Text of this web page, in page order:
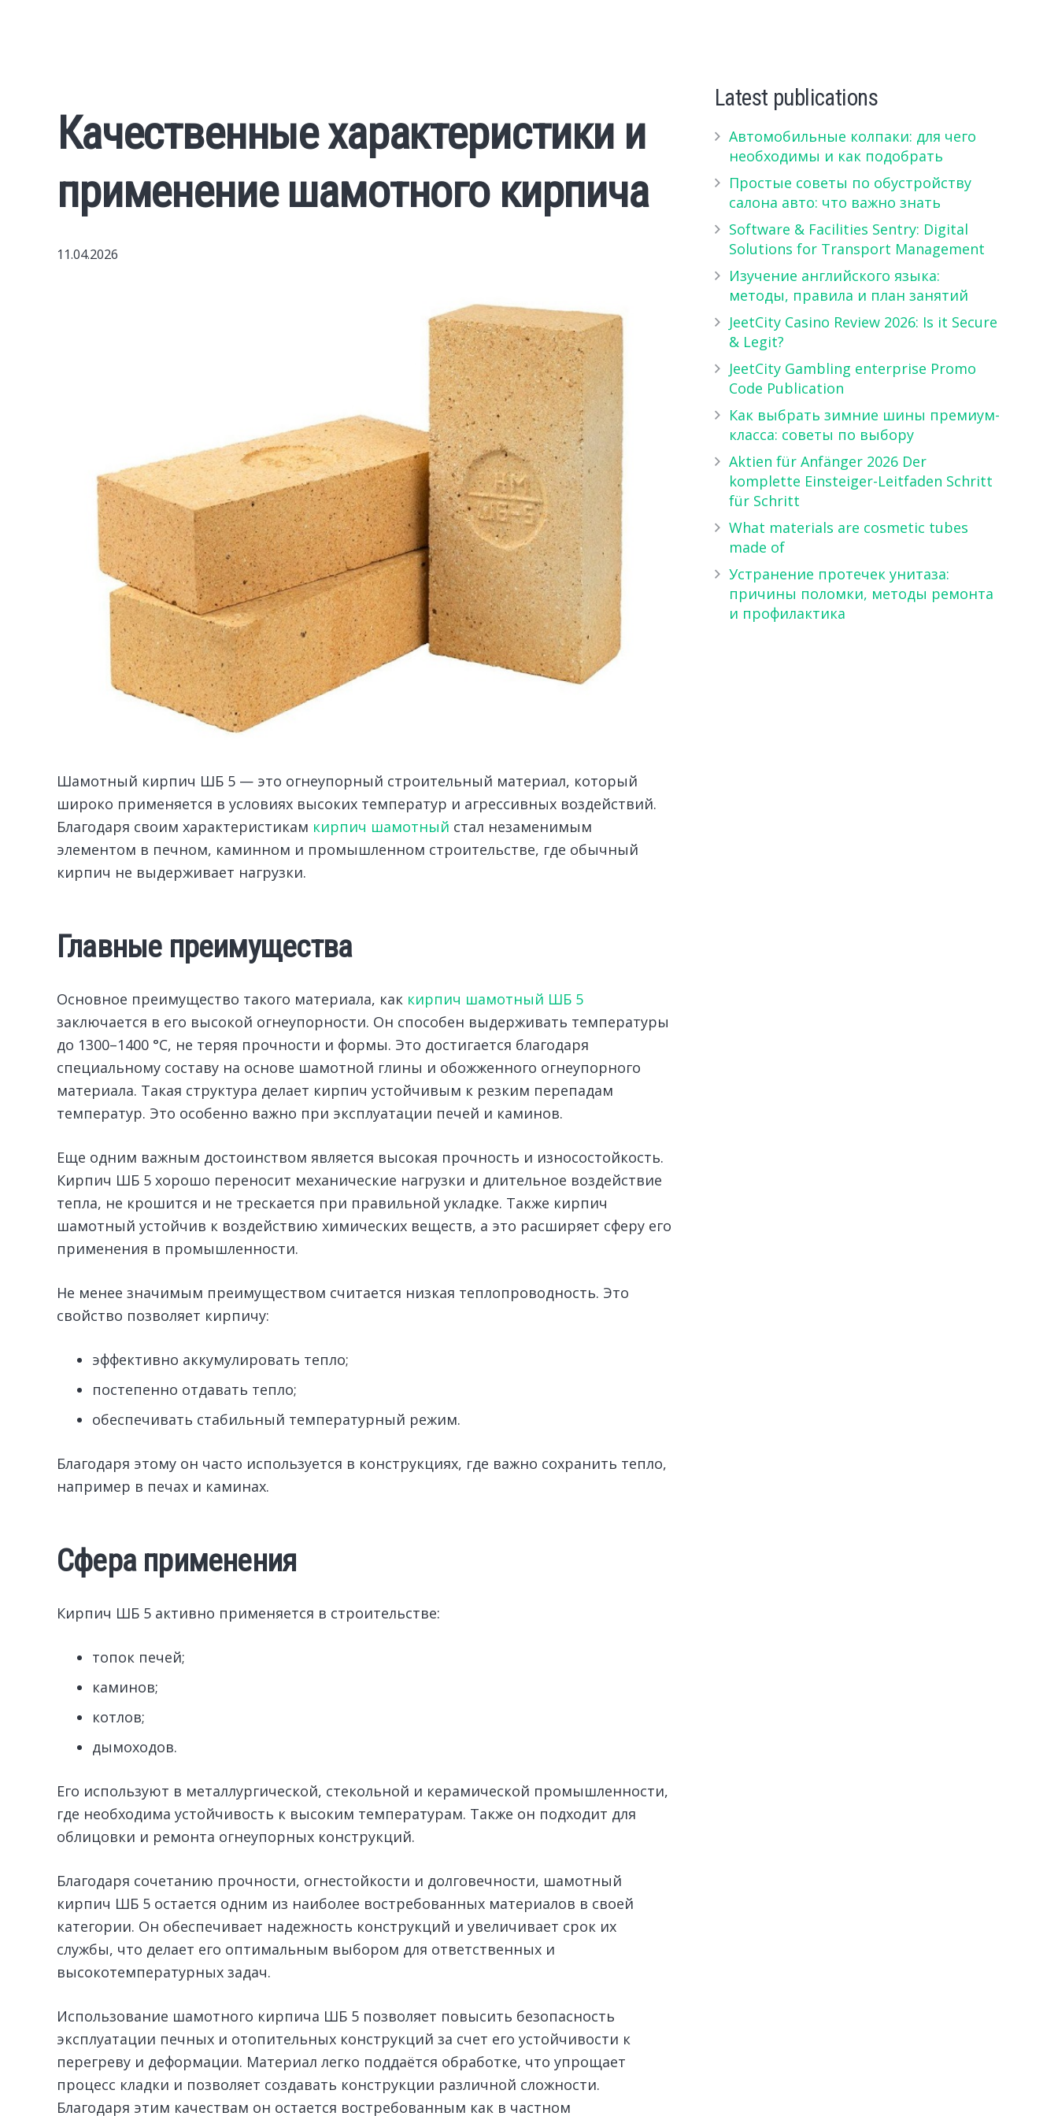
Качественные характеристики и
применение шамотного кирпича
11.04.2026
Шамотный кирпич ШБ 5 — это огнеупорный строительный материал, который
широко применяется в условиях высоких температур и агрессивных воздействий.
Благодаря своим характеристикам кирпич шамотный стал незаменимым
элементом в печном, каминном и промышленном строительстве, где обычный
кирпич не выдерживает нагрузки.
Главные преимущества
Основное преимущество такого материала, как кирпич шамотный ШБ 5
заключается в его высокой огнеупорности. Он способен выдерживать температуры
до 1300–1400 °C, не теряя прочности и формы. Это достигается благодаря
специальному составу на основе шамотной глины и обожженного огнеупорного
материала. Такая структура делает кирпич устойчивым к резким перепадам
температур. Это особенно важно при эксплуатации печей и каминов.
Еще одним важным достоинством является высокая прочность и износостойкость.
Кирпич ШБ 5 хорошо переносит механические нагрузки и длительное воздействие
тепла, не крошится и не трескается при правильной укладке. Также кирпич
шамотный устойчив к воздействию химических веществ, а это расширяет сферу его
применения в промышленности.
Не менее значимым преимуществом считается низкая теплопроводность. Это
свойство позволяет кирпичу:
эффективно аккумулировать тепло;
постепенно отдавать тепло;
обеспечивать стабильный температурный режим.
Благодаря этому он часто используется в конструкциях, где важно сохранить тепло,
например в печах и каминах.
Сфера применения
Кирпич ШБ 5 активно применяется в строительстве:
топок печей;
каминов;
котлов;
дымоходов.
Его используют в металлургической, стекольной и керамической промышленности,
где необходима устойчивость к высоким температурам. Также он подходит для
облицовки и ремонта огнеупорных конструкций.
Благодаря сочетанию прочности, огнестойкости и долговечности, шамотный
кирпич ШБ 5 остается одним из наиболее востребованных материалов в своей
категории. Он обеспечивает надежность конструкций и увеличивает срок их
службы, что делает его оптимальным выбором для ответственных и
высокотемпературных задач.
Использование шамотного кирпича ШБ 5 позволяет повысить безопасность
эксплуатации печных и отопительных конструкций за счет его устойчивости к
перегреву и деформации. Материал легко поддаётся обработке, что упрощает
процесс кладки и позволяет создавать конструкции различной сложности.
Благодаря этим качествам он остается востребованным как в частном
Latest publications
Автомобильные колпаки: для чего
необходимы и как подобрать
Простые советы по обустройству
салона авто: что важно знать
Software & Facilities Sentry: Digital
Solutions for Transport Management
Изучение английского языка:
методы, правила и план занятий
JeetCity Casino Review 2026: Is it Secure
& Legit?
JeetCity Gambling enterprise Promo
Code Publication
Как выбрать зимние шины премиум-
класса: советы по выбору
Aktien für Anfänger 2026 Der
komplette Einsteiger-Leitfaden Schritt
für Schritt
What materials are cosmetic tubes
made of
Устранение протечек унитаза:
причины поломки, методы ремонта
и профилактика